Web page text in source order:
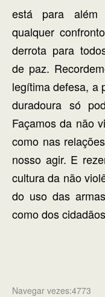
está para além
qualquer
derrota para
de paz.
legítima defesa, a
duradoura só
Façamos da não
como nas
nosso agir. E
cultura da não
do uso das
como dos
Navegar vezes:4773